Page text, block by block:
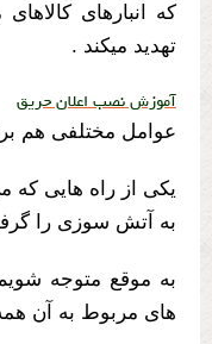
که انبارهای
تهدید میکند .
آموزش نصب اعلان حریق
عوامل مختلفی هم
یکی از راه هایی
به آتش سوزی را
به موقع متوجه
های مربوط به آن